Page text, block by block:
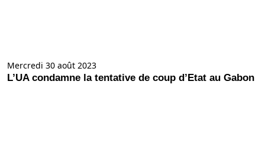
Mercredi 30 août 2023
L’UA condamne la tentative de coup d’Etat au Gabon